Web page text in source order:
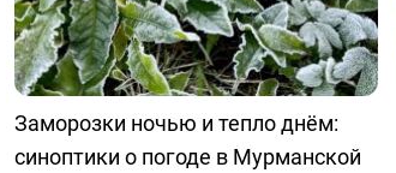
Заморозки ночью и тепло днём:
синоптики о погоде в Мурманской